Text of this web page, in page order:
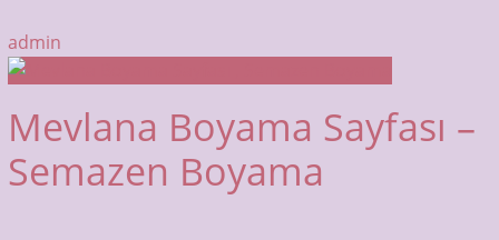
admin
Mevlana Boyama Sayfası –
Semazen Boyama